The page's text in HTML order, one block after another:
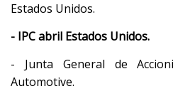
Estados Unidos.
- IPC abril Estados Unidos.
- Junta General de
Automotive.